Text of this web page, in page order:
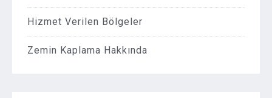
Hizmet Verilen Bölgeler
Zemin Kaplama Hakkında